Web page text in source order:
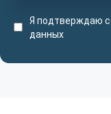
Я подтверждаю
данных